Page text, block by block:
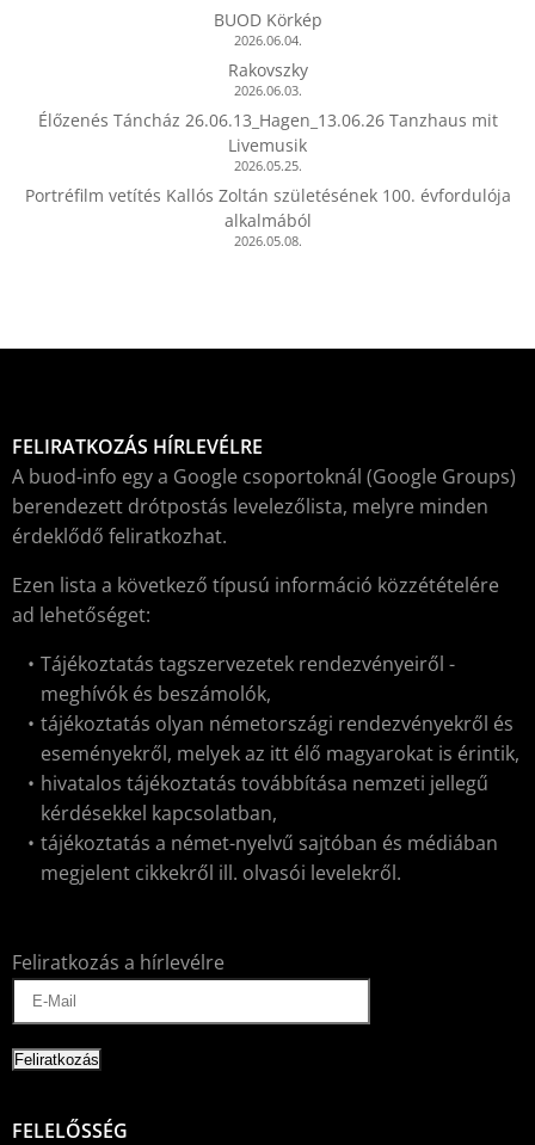
BUOD Körkép
2026.06.04.
Rakovszky
2026.06.03.
Élőzenés Táncház 26.06.13_Hagen_13.06.26 Tanzhaus mit
Livemusik
2026.05.25.
Portréfilm vetítés Kallós Zoltán születésének 100. évfordulója
alkalmából
2026.05.08.
FELIRATKOZÁS HÍRLEVÉLRE
A buod-info egy a Google csoportoknál (Google Groups)
berendezett drótpostás levelezőlista, melyre minden
érdeklődő feliratkozhat.
Ezen lista a következő típusú információ közzétételére
ad lehetőséget:
Tájékoztatás tagszervezetek rendezvényeiről -
meghívók és beszámolók,
tájékoztatás olyan németországi rendezvényekről és
eseményekről, melyek az itt élő magyarokat is érintik,
hivatalos tájékoztatás továbbítása nemzeti jellegű
kérdésekkel kapcsolatban,
tájékoztatás a német-nyelvű sajtóban és médiában
megjelent cikkekről ill. olvasói levelekről.
Feliratkozás a hírlevélre
FELELŐSSÉG